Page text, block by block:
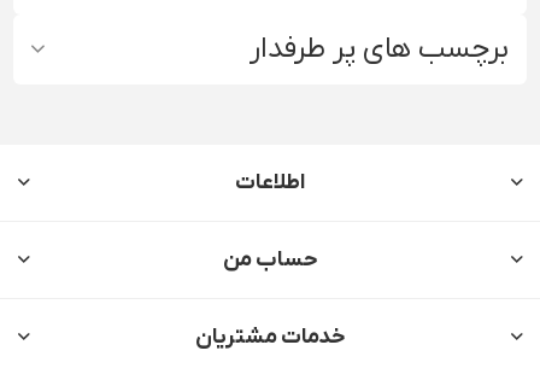
برچسب های پر طرفدار
اطلاعات
حساب من
خدمات مشتریان